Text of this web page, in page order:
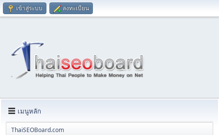
เข้าสู่ระบบ ลงทะเบียน
เมนูหลัก
ThaiSEOBoard.com